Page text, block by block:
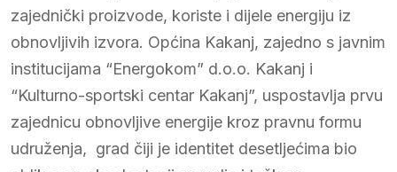
zajednički proizvode, koriste i dijele energiju iz
obnovljivih izvora. Općina Kakanj, zajedno s javnim
institucijama “Energokom” d.o.o. Kakanj i
“Kulturno-sportski centar Kakanj”, uspostavlja prvu
zajednicu obnovljive energije kroz pravnu formu
udruženja, grad čiji je identitet desetljećima bio